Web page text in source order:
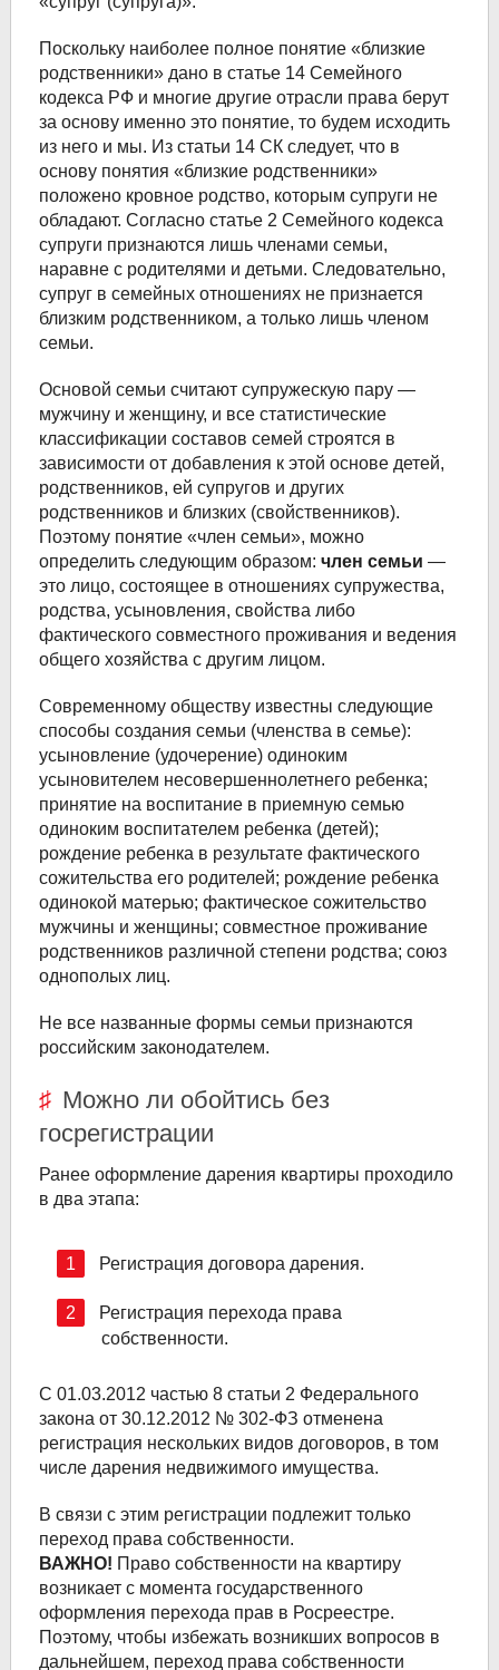
Поскольку наиболее полное понятие «близкие
родственники» дано в статье 14 Семейного
кодекса РФ и многие другие отрасли права берут
за основу именно это понятие, то будем исходить
из него и мы. Из статьи 14 СК следует, что в
основу понятия «близкие родственники»
положено кровное родство, которым супруги не
обладают. Согласно статье 2 Семейного кодекса
супруги признаются лишь членами семьи,
наравне с родителями и детьми. Следовательно,
супруг в семейных отношениях не признается
близким родственником, а только лишь членом
семьи.
Основой семьи считают супружескую пару —
мужчину и женщину, и все статистические
классификации составов семей строятся в
зависимости от добавления к этой основе детей,
родственников, ей супругов и других
родственников и близких (свойственников).
Поэтому понятие «член семьи», можно
определить следующим образом: член семьи —
это лицо, состоящее в отношениях супружества,
родства, усыновления, свойства либо
фактического совместного проживания и ведения
общего хозяйства с другим лицом.
Современному обществу известны следующие
способы создания семьи (членства в семье):
усыновление (удочерение) одиноким
усыновителем несовершеннолетнего ребенка;
принятие на воспитание в приемную семью
одиноким воспитателем ребенка (детей);
рождение ребенка в результате фактического
сожительства его родителей; рождение ребенка
одинокой матерью; фактическое сожительство
мужчины и женщины; совместное проживание
родственников различной степени родства; союз
однополых лиц.
Не все названные формы семьи признаются
российским законодателем.
Можно ли обойтись без
госрегистрации
Ранее оформление дарения квартиры проходило
в два этапа:
Регистрация договора дарения.
Регистрация перехода права
собственности.
С 01.03.2012 частью 8 статьи 2 Федерального
закона от 30.12.2012 № 302-ФЗ отменена
регистрация нескольких видов договоров, в том
числе дарения недвижимого имущества.
В связи с этим регистрации подлежит только
переход права собственности.
ВАЖНО! Право собственности на квартиру
возникает с момента государственного
оформления перехода прав в Росреестре.
Поэтому, чтобы избежать возникших вопросов в
дальнейшем, переход права собственности